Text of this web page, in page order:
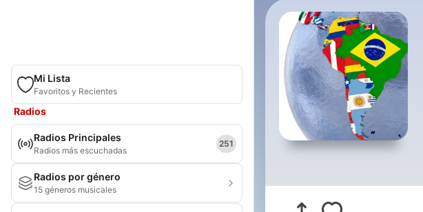
Mi Lista
Favoritos y Recientes
Radios
Radios Principales
Radios más escuchadas
251
Radios por género
15 géneros musicales